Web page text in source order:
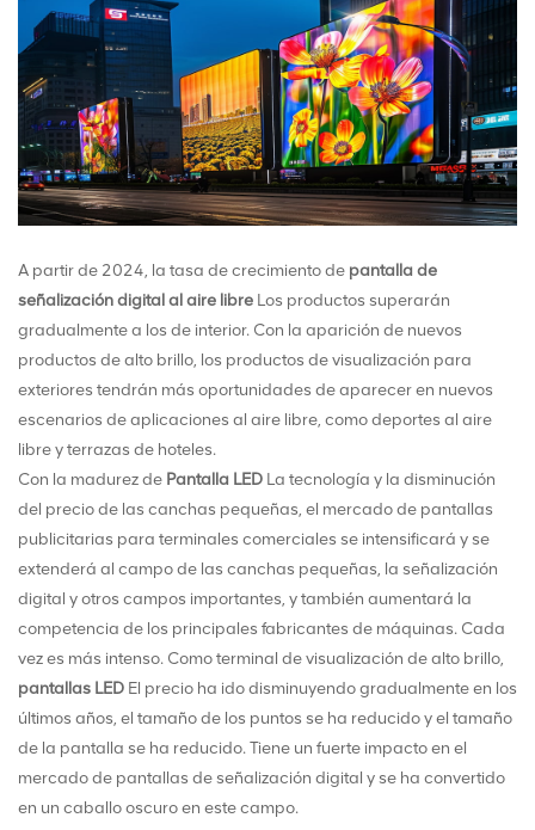
A partir de 2024, la tasa de crecimiento de pantalla de
señalización digital al aire libre Los productos superarán
gradualmente a los de interior. Con la aparición de nuevos
productos de alto brillo, los productos de visualización para
exteriores tendrán más oportunidades de aparecer en nuevos
escenarios de aplicaciones al aire libre, como deportes al aire
libre y terrazas de hoteles.
Con la madurez de Pantalla LED La tecnología y la disminución
del precio de las canchas pequeñas, el mercado de pantallas
publicitarias para terminales comerciales se intensificará y se
extenderá al campo de las canchas pequeñas, la señalización
digital y otros campos importantes, y también aumentará la
competencia de los principales fabricantes de máquinas. Cada
vez es más intenso. Como terminal de visualización de alto brillo,
pantallas LED El precio ha ido disminuyendo gradualmente en los
últimos años, el tamaño de los puntos se ha reducido y el tamaño
de la pantalla se ha reducido. Tiene un fuerte impacto en el
mercado de pantallas de señalización digital y se ha convertido
en un caballo oscuro en este campo.